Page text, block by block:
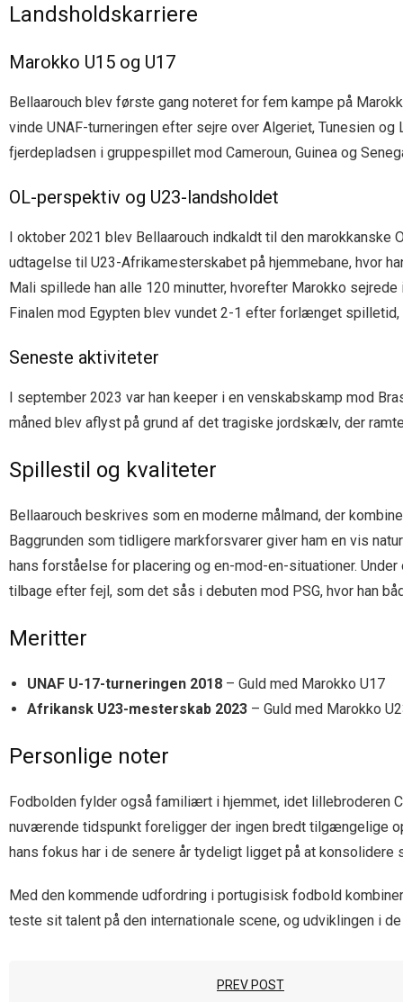
Landsholdskarriere
Marokko U15 og U17
Bellaarouch blev første gang noteret for fem kampe på
vinde UNAF-turneringen efter sejre over Algeriet, Tunesien
fjerdepladsen i gruppespillet mod Cameroun, Guinea og
OL-perspektiv og U23-landsholdet
I oktober 2021 blev Bellaarouch indkaldt til den
udtagelse til U23-Afrikamesterskabet på hjemmebane, hvor
Mali spillede han alle 120 minutter, hvorefter Marokko
Finalen mod Egypten blev vundet 2-1 efter forlænget
Seneste aktiviteter
I september 2023 var han keeper i en venskabskamp mod
måned blev aflyst på grund af det tragiske jordskælv, der
Spillestil og kvaliteter
Bellaarouch beskrives som en moderne målmand, der
Baggrunden som tidligere markforsvarer giver ham en vis
hans forståelse for placering og en-mod-en-situationer.
tilbage efter fejl, som det sås i debuten mod PSG, hvor han
Meritter
UNAF U-17-turneringen 2018 – Guld med Marokko U17
Afrikansk U23-mesterskab 2023 – Guld med Marokko
Personlige noter
Fodbolden fylder også familiært i hjemmet, idet lillebroderen
nuværende tidspunkt foreligger der ingen bredt tilgængelige
hans fokus har i de senere år tydeligt ligget på at
Med den kommende udfordring i portugisisk fodbold
teste sit talent på den internationale scene, og udviklingen i
PREV POST